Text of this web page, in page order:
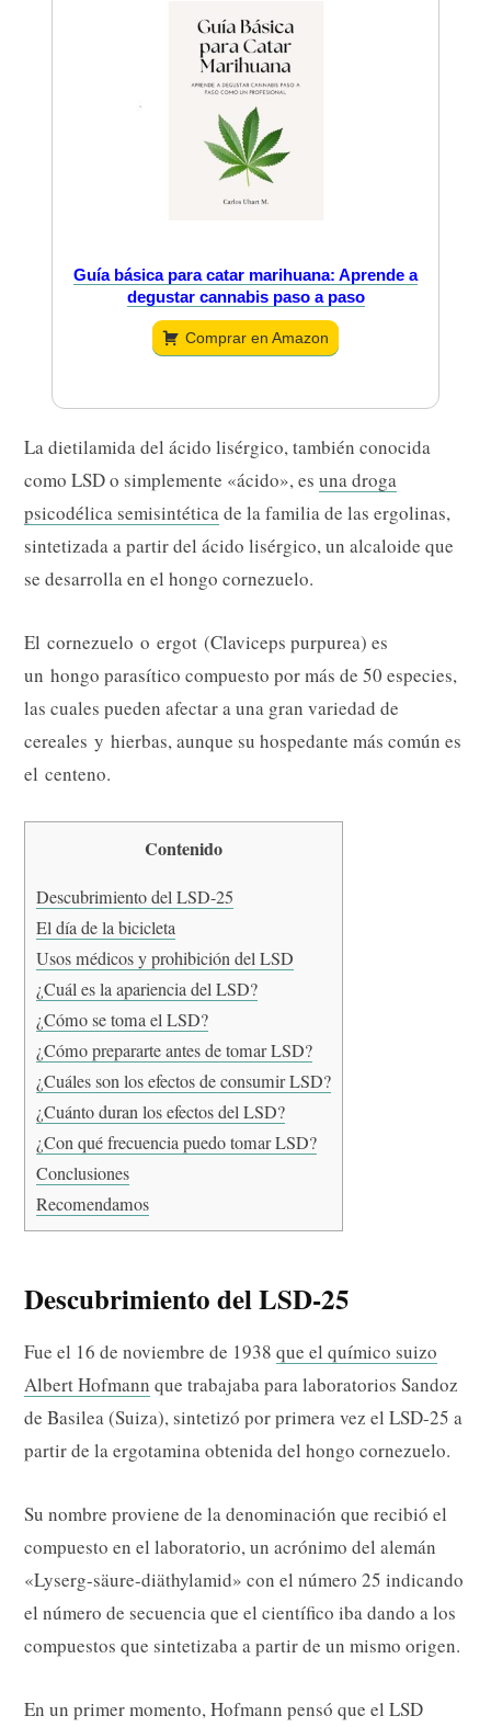
Guía básica para catar marihuana: Aprende a
degustar cannabis paso a paso
Comprar en Amazon
La dietilamida del ácido lisérgico, también conocida
como LSD o simplemente «ácido», es una droga
psicodélica semisintética de la familia de las ergolinas,
sintetizada a partir del ácido lisérgico, un alcaloide que
se desarrolla en el hongo cornezuelo.
El cornezuelo o ergot (Claviceps purpurea) es
un hongo parasítico compuesto por más de 50 especies,
las cuales pueden afectar a una gran variedad de
cereales y hierbas, aunque su hospedante más común es
el centeno.
Contenido
Descubrimiento del LSD-25
El día de la bicicleta
Usos médicos y prohibición del LSD
¿Cuál es la apariencia del LSD?
¿Cómo se toma el LSD?
¿Cómo prepararte antes de tomar LSD?
¿Cuáles son los efectos de consumir LSD?
¿Cuánto duran los efectos del LSD?
¿Con qué frecuencia puedo tomar LSD?
Conclusiones
Recomendamos
Descubrimiento del LSD-25
Fue el 16 de noviembre de 1938 que el químico suizo
Albert Hofmann que trabajaba para laboratorios Sandoz
de Basilea (Suiza), sintetizó por primera vez el LSD-25 a
partir de la ergotamina obtenida del hongo cornezuelo.
Su nombre proviene de la denominación que recibió el
compuesto en el laboratorio, un acrónimo del alemán
«Lyserg-säure-diäthylamid» con el número 25 indicando
el número de secuencia que el científico iba dando a los
compuestos que sintetizaba a partir de un mismo origen.
En un primer momento, Hofmann pensó que el LSD